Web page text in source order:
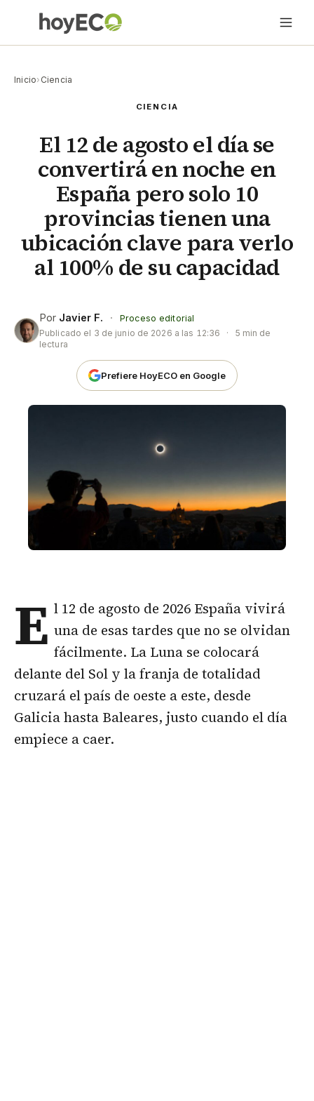
Inicio› Ciencia
CIENCIA
El 12 de agosto el día se
convertirá en noche en
España pero solo 10
provincias tienen una
ubicación clave para verlo
al 100% de su capacidad
Por Javier F. ·
Proceso editorial
Publicado el 3 de junio de 2026 a las 12:36 ·
5 min de
lectura
Prefiere HoyECO en Google
E l 12 de agosto de 2026 España vivirá
una de esas tardes que no se olvidan
fácilmente. La Luna se colocará
delante del Sol y la franja de totalidad
cruzará el país de oeste a este, desde
Galicia hasta Baleares, justo cuando el día
empiece a caer.